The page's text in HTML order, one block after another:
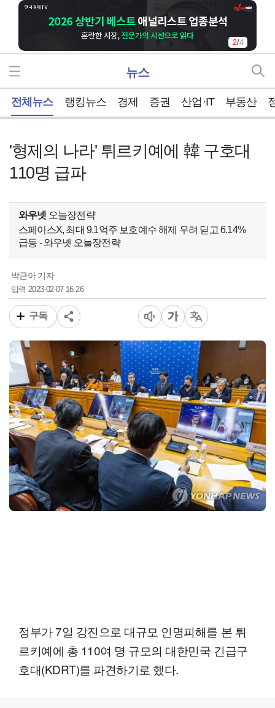
3/4
뉴스
전체뉴스 랭킹뉴스 경제 증권 산업·IT 부동산
'형제의 나라' 튀르키예에 韓 구호대
110명 급파
와우넷 오늘장전략
스페이스X, 최대 9.1억주 보호예수 해제 우려 딛고 6.14%
급등 - 와우넷 오늘장전략
박근아 기자
입력 2023-02-07 16:26
구독
정부가 7일 강진으로 대규모 인명피해를 본 튀
르키예에 총 110여 명 규모의 대한민국 긴급구
호대(KDRT)를 파견하기로 했다.